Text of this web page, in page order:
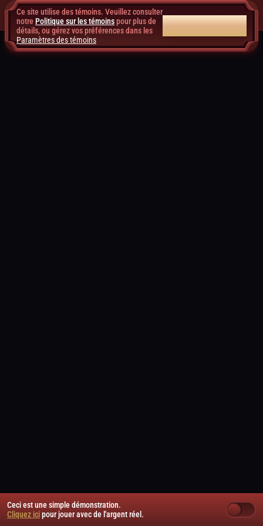
Ceci est une simple démonstration.
Cliquez icipour jouer avec de l'argent réel.
Ce site utilise des témoins. Veuillez consulter
notre Politique sur les témoinspour plus de
détails, ou gérez vos préférences dans les
Paramètres des témoins
TOUT ACCEPTER